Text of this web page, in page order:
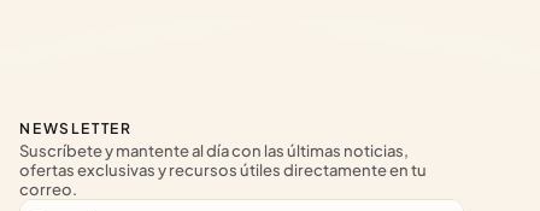
NEWSLETTER
Suscríbete y mantente al día con las últimas noticias,
ofertas exclusivas y recursos útiles directamente en tu
correo.